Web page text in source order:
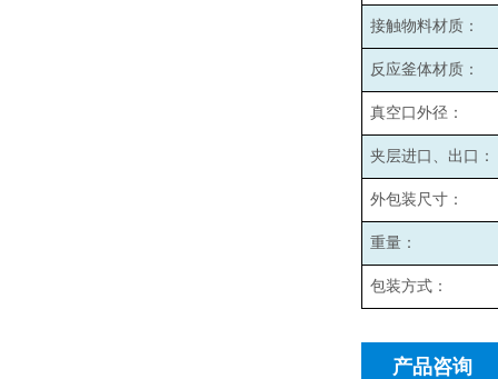
接触物料材质：
反应釜体材质：
真空口外径：
夹层进口、出口：
外包装尺寸：
重量：
包装方式：
产品咨询